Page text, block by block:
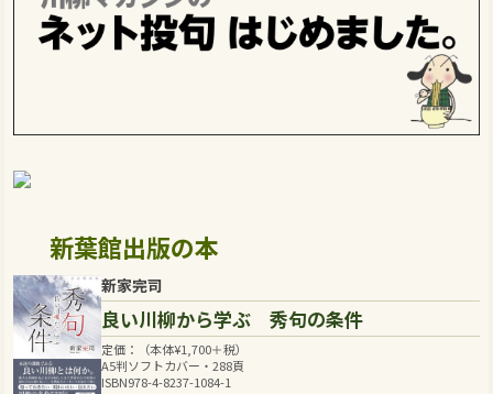
新葉館出版の本
新家完司
良い川柳から学ぶ 秀句の条件
定価：（本体¥1,700＋税）
A5判ソフトカバー・288頁
ISBN978-4-8237-1084-1